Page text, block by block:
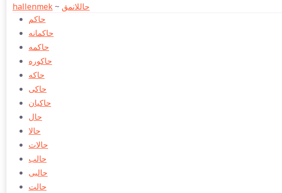
hallenmek ~ حاللانمق
حاكم
حاكمانه
حاكمه
حاكوره
حاكه
حاكی
حاكیان
حال
حالا
حالات
حالب
حالبی
حالت